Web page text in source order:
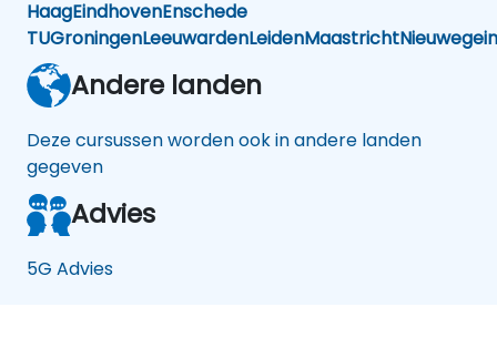
HaagEindhovenEnschede
TUGroningenLeeuwardenLeidenMaastrichtNieuwegein
Andere landen
Deze cursussen worden ook in andere landen
gegeven
Advies
5G Advies